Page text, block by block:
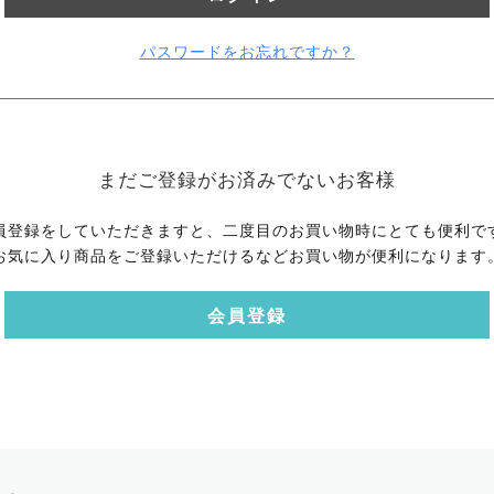
パスワードをお忘れですか？
まだご登録がお済みでないお客様
登録をしていただきますと、二度目のお買い物時にとても便利で
気に入り商品をご登録いただけるなどお買い物が便利になります
会員登録